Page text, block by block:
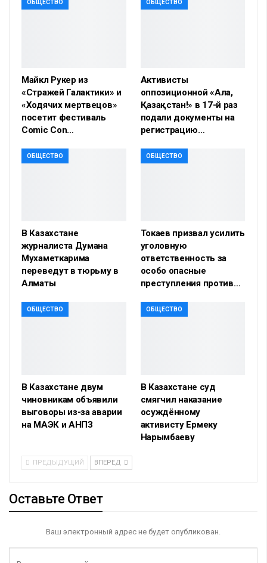
ОБЩЕСТВО
Майкл Рукер из
«Стражей Галактики» и
«Ходячих мертвецов»
посетит фестиваль
Comic Con…
ОБЩЕСТВО
Активисты
оппозиционной «Алға,
Қазақстан!» в 17-й раз
подали документы на
регистрацию…
ОБЩЕСТВО
В Казахстане
журналиста Думана
Мухаметкарима
переведут в тюрьму в
Алматы
ОБЩЕСТВО
Токаев призвал усилить
уголовную
ответственность за
особо опасные
преступления против…
ОБЩЕСТВО
В Казахстане двум
чиновникам объявили
выговоры из-за аварии
на МАЭК и АНПЗ
ОБЩЕСТВО
В Казахстане суд
смягчил наказание
осуждённому
активисту Ермеку
Нарымбаеву
ПРЕДЫДУЩИЙ ВПЕРЕД
Оставьте Ответ
Ваш электронный адрес не будет опубликован.